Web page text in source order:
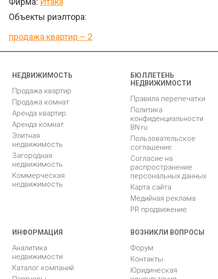
Объекты риэлтора:
продажа квартир – 2
НЕДВИЖИМОСТЬ
Продажа квартир
Продажа комнат
Аренда квартир
Аренда комнат
Элитная
недвижимость
Загородная
недвижимость
Коммерческая
недвижимость
БЮЛЛЕТЕНЬ
НЕДВИЖИМОСТИ
Правила перепечатки
Политика
конфиденциальности
BN.ru
Пользовательское
соглашение
Согласие на
распространение
персональных данных
Карта сайта
Медийная реклама
PR продвижение
ИНФОРМАЦИЯ
Аналитика
недвижимости
Каталог компаний
ВОЗНИКЛИ ВОПРОСЫ
Форум
Контакты
Юридическая